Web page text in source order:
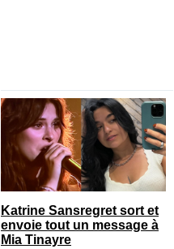
Katrine Sansregret sort et
envoie tout un message à
Mia Tinayre